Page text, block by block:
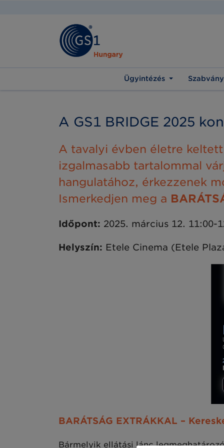
Ügyintézés
A GS1 BRIDGE 2025
A tavalyi évben életre
izgalmasabb tartalommal
hangulatához, érkezzenek
Ismerkedjen meg a
Időpont: 2025. március 12. 11:00-
Helyszín: Etele Cinema (Etele
BARÁTSÁG EXTRÁKKAL –
Bármelyik ellátási lánc